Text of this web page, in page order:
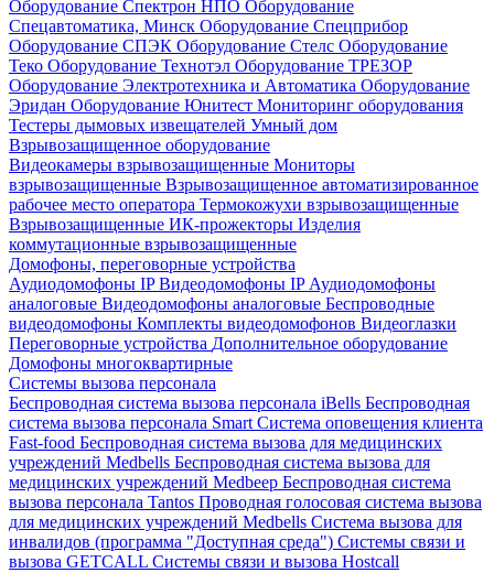
Оборудование Спектрон НПО Оборудование
Спецавтоматика, Минск Оборудование Спецприбор
Оборудование СПЭК Оборудование Стелс Оборудование
Теко Оборудование Технотэл Оборудование ТРЕЗОР
Оборудование Электротехника и Автоматика Оборудование
Эридан Оборудование Юнитест Мониторинг оборудования
Тестеры дымовых извещателей Умный дом
Взрывозащищенное оборудование
Видеокамеры взрывозащищенные Мониторы
взрывозащищенные Взрывозащищенное автоматизированное
рабочее место оператора Термокожухи взрывозащищенные
Взрывозащищенные ИК-прожекторы Изделия
коммутационные взрывозащищенные
Домофоны, переговорные устройства
Аудиодомофоны IPВидеодомофоны IP Аудиодомофоны
аналоговые Видеодомофоны аналоговые Беспроводные
видеодомофоны Комплекты видеодомофонов Видеоглазки
Переговорные устройства Дополнительное оборудование
Домофоны многоквартирные
Системы вызова персонала
Беспроводная система вызова персонала iBells Беспроводная
система вызова персонала Smart Система оповещения клиента
Fast-food Беспроводная система вызова для медицинских
учреждений Medbells Беспроводная система вызова для
медицинских учреждений Medbeep Беспроводная система
вызова персонала Tantos Проводная голосовая система вызова
для медицинских учреждений Medbells Система вызова для
инвалидов (программа "Доступная среда") Системы связи и
вызова GETCALL Системы связи и вызова Hostcall